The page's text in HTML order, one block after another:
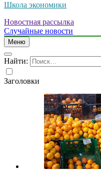
Школа экономики
Новостная рассылка
Случайные новости
Меню
Найти:
Заголовки